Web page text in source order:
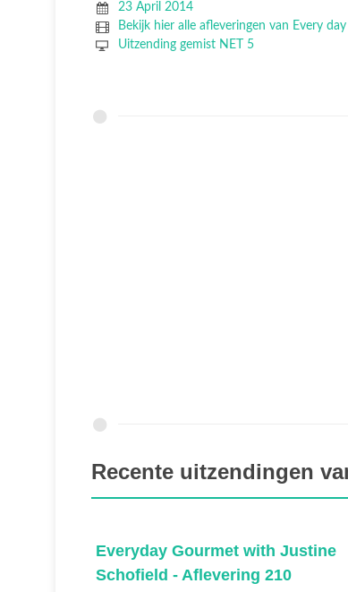
23 April 2014
Bekijk hier alle afleveringen van Every
Uitzending gemist NET 5
Recente uitzendingen
Everyday Gourmet with Justine
Schofield - Aflevering 210